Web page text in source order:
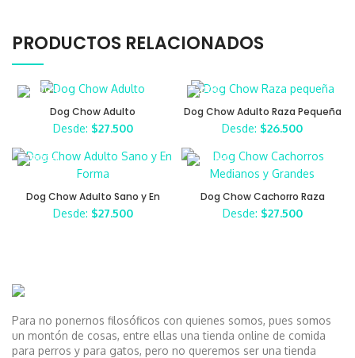
PRODUCTOS RELACIONADOS
Dog Chow Adulto
Desde: $27.500
Dog Chow Adulto Raza Pequeña
Desde: $26.500
Dog Chow Adulto Sano y En
Forma
Desde: $27.500
Dog Chow Cachorro Raza
Mediana y Grande
Desde: $27.500
Para no ponernos filosóficos con quienes somos, pues somos
un montón de cosas, entre ellas una tienda online de comida
para perros y para gatos, pero no queremos ser una tienda